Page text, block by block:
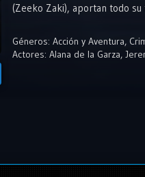
(Zeeko Zaki), aportan todo
Géneros: Acción y Aventura,
Actores: Alana de la Garza,